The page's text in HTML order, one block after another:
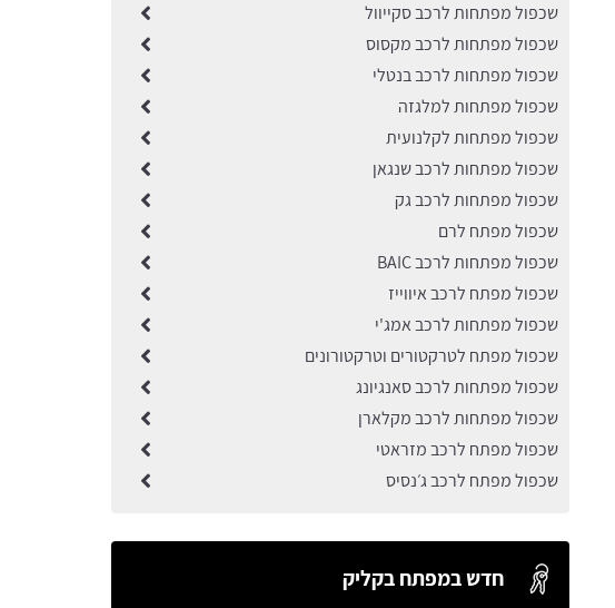
שכפול מפתחות לרכב סקייוול
שכפול מפתחות לרכב מקסוס
שכפול מפתחות לרכב בנטלי
שכפול מפתחות למלגזה
שכפול מפתחות לקלנועית
שכפול מפתחות לרכב שנגאן
שכפול מפתחות לרכב גק
שכפול מפתח לרם
שכפול מפתחות לרכב BAIC
שכפול מפתח לרכב איווייז
שכפול מפתחות לרכב אמג'י
שכפול מפתח לטרקטורים וטרקטורונים
שכפול מפתחות לרכב סאנגיונג
שכפול מפתחות לרכב מקלארן
שכפול מפתח לרכב מזראטי
שכפול מפתח לרכב ג׳נסיס
חדש במפתח בקליק